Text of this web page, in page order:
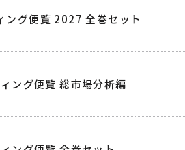
ング便覧 2027 全巻セット
ング便覧 総市場分析編